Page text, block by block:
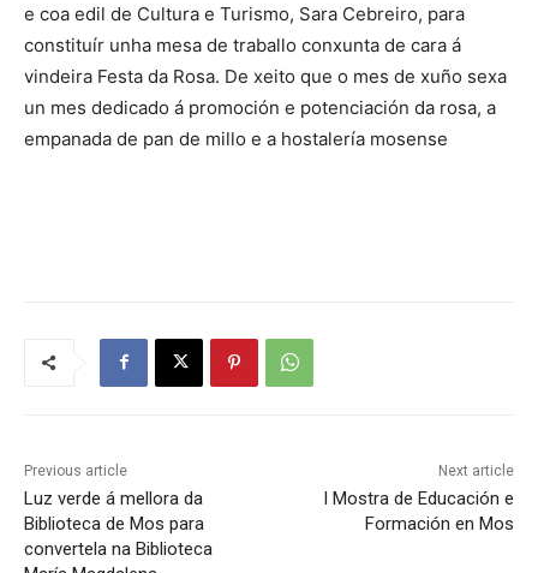
e coa edil de Cultura e Turismo, Sara Cebreiro, para
constituír unha mesa de traballo conxunta de cara á
vindeira Festa da Rosa. De xeito que o mes de xuño sexa
un mes dedicado á promoción e potenciación da rosa, a
empanada de pan de millo e a hostalería mosense
Previous article
Luz verde á mellora da
Biblioteca de Mos para
convertela na Biblioteca
Next article
I Mostra de Educación e
Formación en Mos